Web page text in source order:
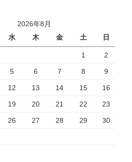
2026年8月
水 木 金 土 日
1 2
5 6 7 8 9
12 13 14 15 16
19 20 21 22 23
26 27 28 29 30